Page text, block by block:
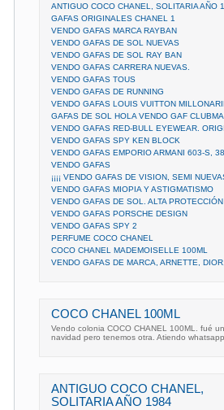
ANTIGUO COCO CHANEL, SOLITARIA AÑO
GAFAS ORIGINALES CHANEL 1
VENDO GAFAS MARCA RAYBAN
VENDO GAFAS DE SOL NUEVAS
VENDO GAFAS DE SOL RAY BAN
VENDO GAFAS CARRERA NUEVAS.
VENDO GAFAS TOUS
VENDO GAFAS DE RUNNING
VENDO GAFAS LOUIS VUITTON
GAFAS DE SOL HOLA VENDO GAF
VENDO GAFAS RED-BULL EYEWEAR.
VENDO GAFAS SPY KEN BLOCK
VENDO GAFAS EMPORIO ARMANI 603-S,
VENDO GAFAS
¡¡¡¡ VENDO GAFAS DE VISION, SEMI
VENDO GAFAS MIOPIA Y ASTIGMATISMO
VENDO GAFAS DE SOL. ALTA PROTECCIÓN
VENDO GAFAS PORSCHE DESIGN
VENDO GAFAS SPY 2
PERFUME COCO CHANEL
COCO CHANEL MADEMOISELLE 100ML
VENDO GAFAS DE MARCA, ARNETTE, DIOR,
COCO CHANEL 100ML
Vendo colonia COCO CHANEL 100ML. fué
navidad pero tenemos otra. Atiendo whatsapp
ANTIGUO COCO CHANEL,
SOLITARIA AÑO 1984